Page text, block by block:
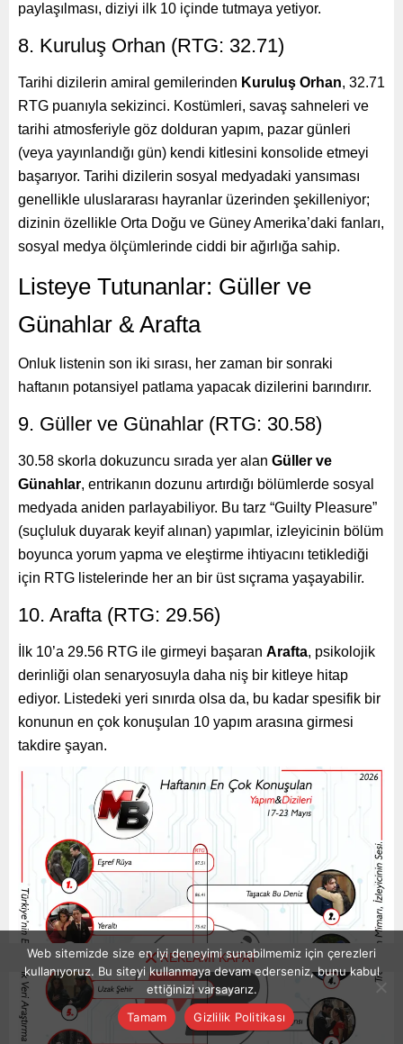
paylaşılması, diziyi ilk 10 içinde tutmaya yetiyor.
8. Kuruluş Orhan (RTG: 32.71)
Tarihi dizilerin amiral gemilerinden Kuruluş Orhan, 32.71
RTG puanıyla sekizinci. Kostümleri, savaş sahneleri ve
tarihi atmosferiyle göz dolduran yapım, pazar günleri
(veya yayınlandığı gün) kendi kitlesini konsolide etmeyi
başarıyor. Tarihi dizilerin sosyal medyadaki yansıması
genellikle uluslararası hayranlar üzerinden şekilleniyor;
dizinin özellikle Orta Doğu ve Güney Amerika’daki fanları,
sosyal medya ölçümlerinde ciddi bir ağırlığa sahip.
Listeye Tutunanlar: Güller ve
Günahlar & Arafta
Onluk listenin son iki sırası, her zaman bir sonraki
haftanın potansiyel patlama yapacak dizilerini barındırır.
9. Güller ve Günahlar (RTG: 30.58)
30.58 skorla dokuzuncu sırada yer alan Güller ve
Günahlar, entrikanın dozunu artırdığı bölümlerde sosyal
medyada aniden parlayabiliyor. Bu tarz “Guilty Pleasure”
(suçluluk duyarak keyif alınan) yapımlar, izleyicinin bölüm
boyunca yorum yapma ve eleştirme ihtiyacını tetiklediği
için RTG listelerinde her an bir üst sıçrama yaşayabilir.
10. Arafta (RTG: 29.56)
İlk 10’a 29.56 RTG ile girmeyi başaran Arafta, psikolojik
derinliği olan senaryosuyla daha niş bir kitleye hitap
ediyor. Listedeki yeri sınırda olsa da, bu kadar spesifik bir
konunun en çok konuşulan 10 yapım arasına girmesi
takdire şayan.
REKLAMI KAPAT
Web sitemizde size en iyi deneyimi sunabilmemiz için çerezleri
kullanıyoruz. Bu siteyi kullanmaya devam ederseniz, bunu kabul
ettiğinizi varsayarız.
Tamam
Gizlilik Politikası